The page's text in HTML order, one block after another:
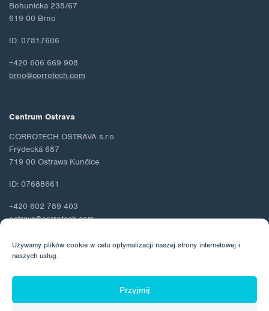
Używamy plików cookie w celu optymalizacji naszej strony internetowej i
naszych usług.
Przyjmij
Bohunicka 238/67
619 00 Brno
ID: 07817606
+420 606 669 908
brno@corrotech.com
Centrum Ostrava
CORROTECH OSTRAVA s.r.o.
Frýdecká 687
719 00 Ostrawa Kunčice
ID: 07688661
+420 602 789 403
ostrava@corrotech.com
© 2026 Corrotech